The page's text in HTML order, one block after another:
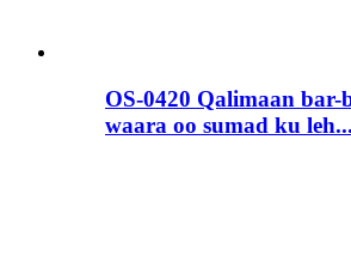
OS-0420 Qalimaan bar-
waara oo sumad ku leh...